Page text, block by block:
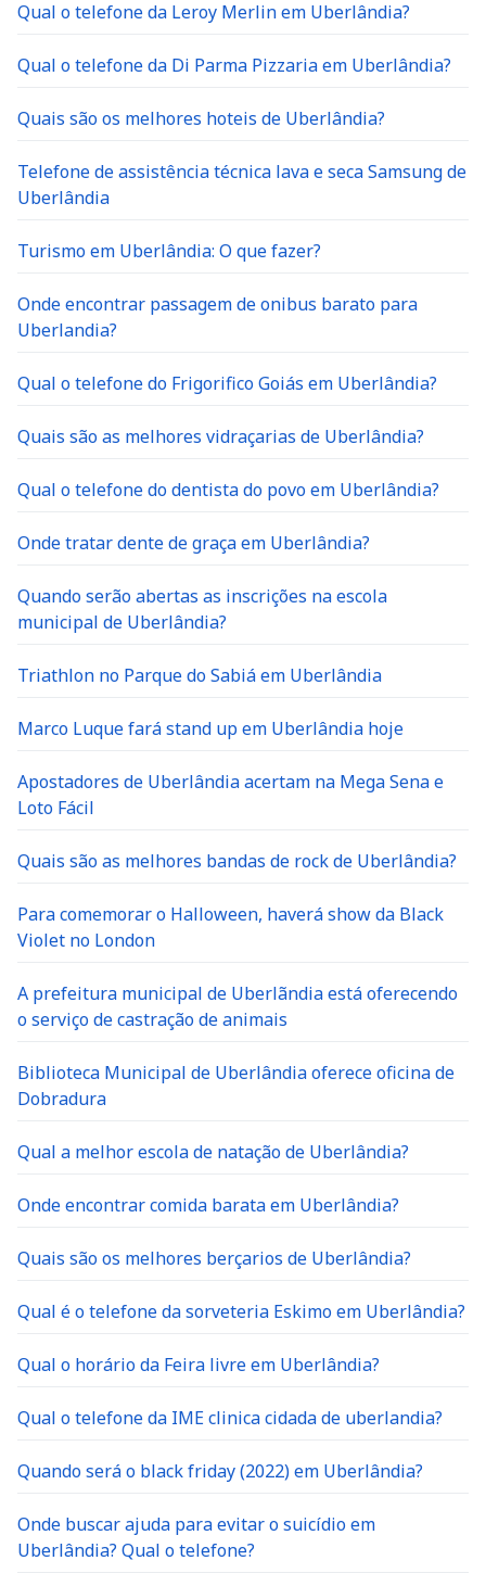
Qual o telefone da Leroy Merlin em Uberlândia?
Qual o telefone da Di Parma Pizzaria em Uberlândia?
Quais são os melhores hoteis de Uberlândia?
Telefone de assistência técnica lava e seca Samsung de
Uberlândia
Turismo em Uberlândia: O que fazer?
Onde encontrar passagem de onibus barato para
Uberlandia?
Qual o telefone do Frigorifico Goiás em Uberlândia?
Quais são as melhores vidraçarias de Uberlândia?
Qual o telefone do dentista do povo em Uberlândia?
Onde tratar dente de graça em Uberlândia?
Quando serão abertas as inscrições na escola
municipal de Uberlândia?
Triathlon no Parque do Sabiá em Uberlândia
Marco Luque fará stand up em Uberlândia hoje
Apostadores de Uberlândia acertam na Mega Sena e
Loto Fácil
Quais são as melhores bandas de rock de Uberlândia?
Para comemorar o Halloween, haverá show da Black
Violet no London
A prefeitura municipal de Uberlãndia está oferecendo
o serviço de castração de animais
Biblioteca Municipal de Uberlândia oferece oficina de
Dobradura
Qual a melhor escola de natação de Uberlândia?
Onde encontrar comida barata em Uberlândia?
Quais são os melhores berçarios de Uberlândia?
Qual é o telefone da sorveteria Eskimo em Uberlândia?
Qual o horário da Feira livre em Uberlândia?
Qual o telefone da IME clinica cidada de uberlandia?
Quando será o black friday (2022) em Uberlândia?
Onde buscar ajuda para evitar o suicídio em
Uberlândia? Qual o telefone?